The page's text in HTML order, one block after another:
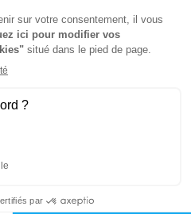
ne sont pas
Fait main tricot
de travaux
tricot, crochet. Tous les mois,
aux grandes tailles.
aussi ludique que pratique